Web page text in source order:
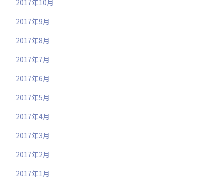
2017年10月
2017年9月
2017年8月
2017年7月
2017年6月
2017年5月
2017年4月
2017年3月
2017年2月
2017年1月